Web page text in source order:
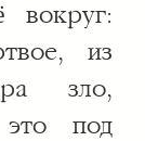
вокруг:
из
зло,
это под